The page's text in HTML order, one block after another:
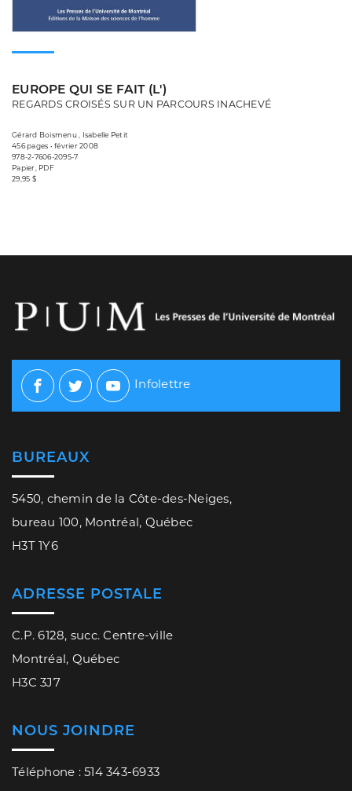
EUROPE QUI SE FAIT (L')
REGARDS CROISÉS SUR UN PARCOURS INACHEVÉ
Gérard Boismenu , Isabelle Petit
456 pages • février 2008
978-2-7606-2095-7
Papier, PDF
29,95 $
Facebook
TwitterYoutube
Infolettre
BUREAUX
5450, chemin de la Côte-des-Neiges,
bureau 100, Montréal, Québec
H3T 1Y6
ADRESSE POSTALE
C.P. 6128, succ. Centre-ville
Montréal, Québec
H3C 3J7
NOUS JOINDRE
Téléphone : 514 343-6933